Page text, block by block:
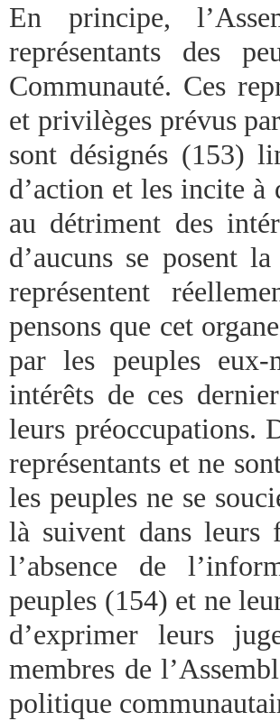
En principe,
représentants des
Communauté. Ces
et privilèges prévus
sont désignés (153)
d’action et les incite à
au détriment des
d’aucuns se posent
représentent
pensons que cet
par les peuples
intérêts de ces
leurs préoccupations.
représentants et ne
les peuples ne se
là suivent dans leurs
l’absence de
peuples (154) et ne
d’exprimer leurs
membres de
politique